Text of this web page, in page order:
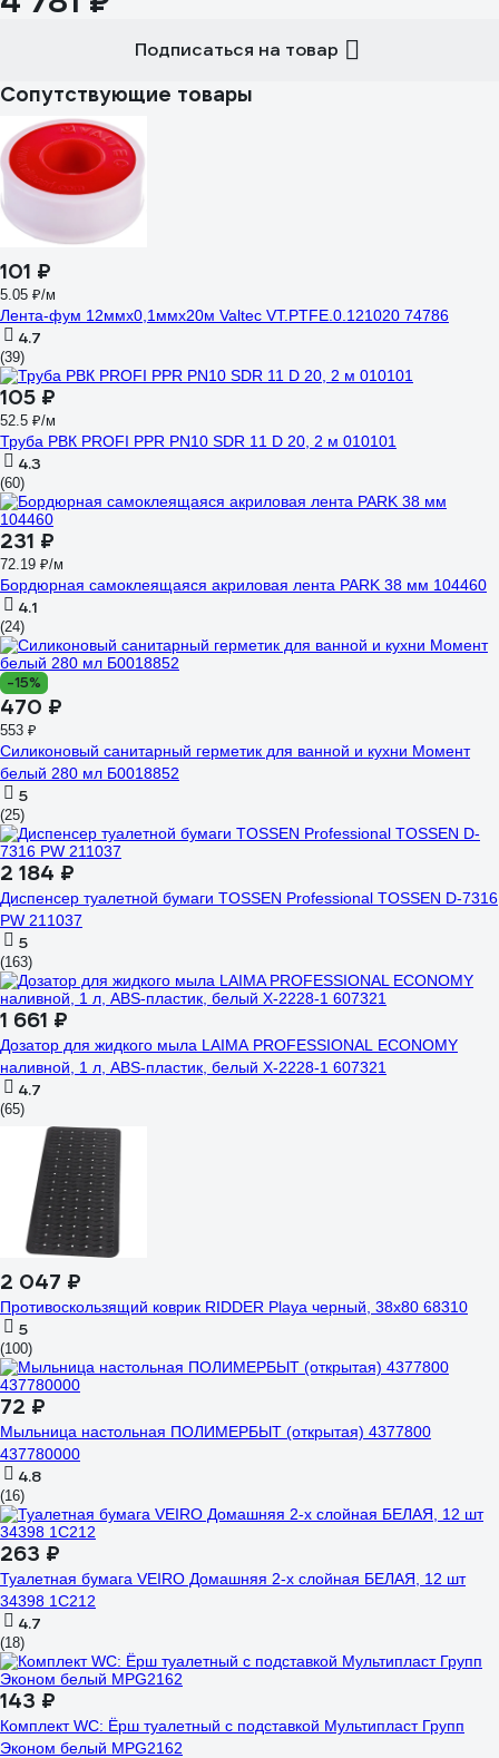
Подписаться на товар
Сопутствующие товары
101 ₽
5.05 ₽/м
Лента-фум 12ммх0,1ммх20м Valtec VT.PTFE.0.121020 74786
4.7
(39)
105 ₽
52.5 ₽/м
Труба РВК PROFI PPR PN10 SDR 11 D 20, 2 м 010101
4.3
(60)
231 ₽
72.19 ₽/м
Бордюрная самоклеящаяся акриловая лента PARK 38 мм 104460
4.1
(24)
-15%
470 ₽
553 ₽
Силиконовый санитарный герметик для ванной и кухни Момент
белый 280 мл Б0018852
5
(25)
2 184 ₽
Диспенсер туалетной бумаги TOSSEN Professional TOSSEN D-7316
PW 211037
5
(163)
1 661 ₽
Дозатор для жидкого мыла LAIMA PROFESSIONAL ECONOMY
наливной, 1 л, ABS-пластик, белый X-2228-1 607321
4.7
(65)
2 047 ₽
Противоскользящий коврик RIDDER Playa черный, 38x80 68310
5
(100)
72 ₽
Мыльница настольная ПОЛИМЕРБЫТ (открытая) 4377800
437780000
4.8
(16)
263 ₽
Туалетная бумага VEIRO Домашняя 2-х слойная БЕЛАЯ, 12 шт
34398 1С212
4.7
(18)
143 ₽
Комплект WC: Ёрш туалетный с подставкой Мультипласт Групп
Эконом белый MPG2162